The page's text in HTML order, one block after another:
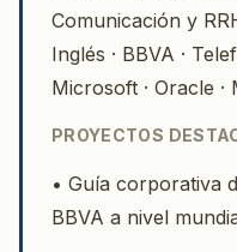
Comunicación y
Inglés · BBVA ·
Microsoft · Oracle ·
PROYECTOS
• Guía corporativa
BBVA a nivel